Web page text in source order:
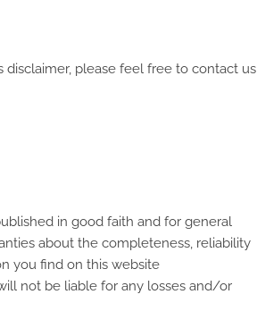
disclaimer, please feel free to contact us
in good faith and for general
about the completeness, reliability
you find on this website
not be liable for any losses and/or